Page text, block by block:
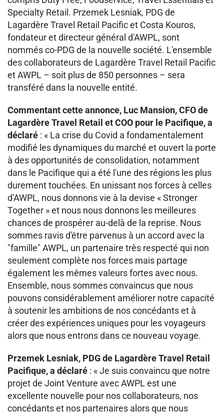
Specialty Retail. Przemek Lesniak, PDG de
Lagardère Travel Retail Pacific et Costa Kouros,
fondateur et directeur général d'AWPL, sont
nommés co-PDG de la nouvelle société. L'ensemble
des collaborateurs de Lagardère Travel Retail Pacific
et AWPL – soit plus de 850 personnes – sera
transféré dans la nouvelle entité.
Commentant cette annonce, Luc Mansion, CFO de
Lagardère Travel Retail et COO pour le Pacifique, a
déclaré : « La crise du Covid a fondamentalement
modifié les dynamiques du marché et ouvert la porte
à des opportunités de consolidation, notamment
dans le Pacifique qui a été l'une des régions les plus
durement touchées. En unissant nos forces à celles
d'AWPL, nous donnons vie à la devise « Stronger
Together » et nous nous donnons les meilleures
chances de prospérer au-delà de la reprise. Nous
sommes ravis d'être parvenus à un accord avec la
"famille" AWPL, un partenaire très respecté qui non
seulement complète nos forces mais partage
également les mêmes valeurs fortes avec nous.
Ensemble, nous sommes convaincus que nous
pouvons considérablement améliorer notre capacité
à soutenir les ambitions de nos concédants et à
créer des expériences uniques pour les voyageurs
alors que nous entrons dans ce nouveau voyage.
Przemek Lesniak, PDG de Lagardère Travel Retail
Pacifique, a déclaré : « Je suis convaincu que notre
projet de Joint Venture avec AWPL est une
excellente nouvelle pour nos collaborateurs, nos
concédants et nos partenaires alors que nous